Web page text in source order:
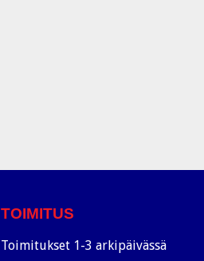
TOIMITUS
Toimitukset 1-3 arkipäivässä